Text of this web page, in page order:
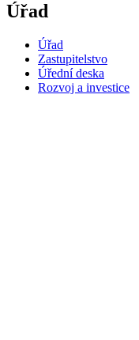
Úřad
Úřad
Zastupitelstvo
Úřední deska
Rozvoj a investice